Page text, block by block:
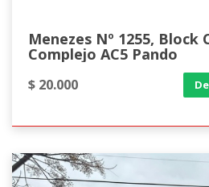
Menezes Nº 1255, Block
Complejo AC5 Pando
$ 20.000